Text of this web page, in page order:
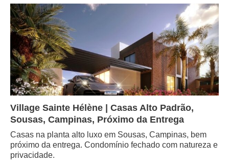
Village Sainte Hélène | Casas Alto Padrão,
Sousas, Campinas, Próximo da Entrega
Casas na planta alto luxo em Sousas, Campinas, bem
próximo da entrega. Condomínio fechado com natureza e
privacidade.